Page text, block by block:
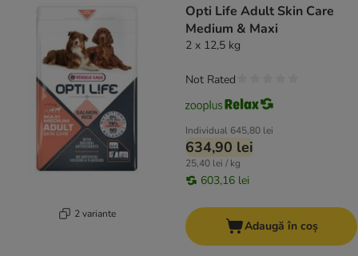
2 variante
Opti Life Adult Skin Care
Medium & Maxi
2 x 12,5 kg
Individual 645,80 lei
634,90 lei
25,40 lei / kg
603,16 lei
Not Rated
Adaugă în coș